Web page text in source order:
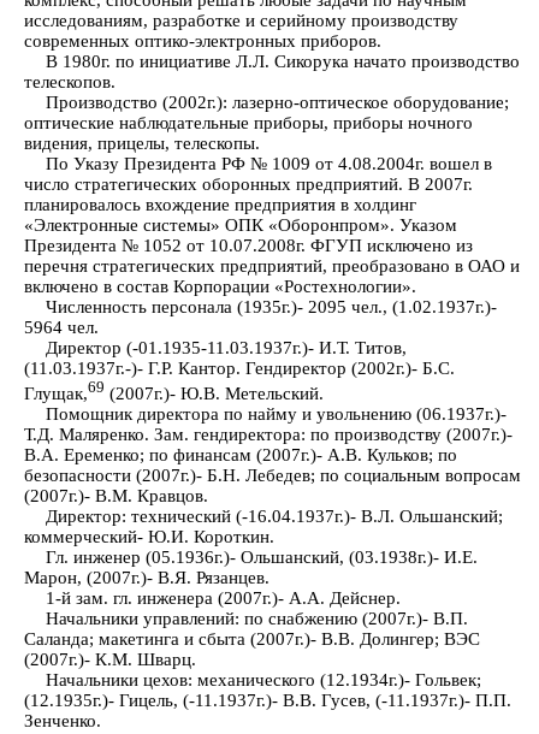
исследованиям, разработке и серийному производству
современных оптико-электронных приборов.
В 1980г. по инициативе Л.Л. Сикорука начато производство
телескопов.
Производство (2002г.): лазерно-оптическое оборудование;
оптические наблюдательные приборы, приборы ночного
видения, прицелы, телескопы.
По Указу Президента РФ № 1009 от 4.08.2004г. вошел в
число стратегических оборонных предприятий. В 2007г.
планировалось вхождение предприятия в холдинг
«Электронные системы» ОПК «Оборонпром». Указом
Президента № 1052 от 10.07.2008г. ФГУП исключено из
перечня стратегических предприятий, преобразовано в ОАО и
включено в состав Корпорации «Ростехнологии».
Численность персонала (1935г.)- 2095 чел., (1.02.1937г.)-
5964 чел.
Директор (-01.1935-11.03.1937г.)- И.Т. Титов,
(11.03.1937г.-)- Г.Р. Кантор. Гендиректор (2002г.)- Б.С.
Глущак,69 (2007г.)- Ю.В. Метельский.
Помощник директора по найму и увольнению (06.1937г.)-
Т.Д. Маляренко. Зам. гендиректора: по производству (2007г.)-
В.А. Еременко; по финансам (2007г.)- А.В. Кульков; по
безопасности (2007г.)- Б.Н. Лебедев; по социальным вопросам
(2007г.)- В.М. Кравцов.
Директор: технический (-16.04.1937г.)- В.Л. Ольшанский;
коммерческий- Ю.И. Короткин.
Гл. инженер (05.1936г.)- Ольшанский, (03.1938г.)- И.Е.
Марон, (2007г.)- В.Я. Рязанцев.
1-й зам. гл. инженера (2007г.)- А.А. Дейснер.
Начальники управлений: по снабжению (2007г.)- В.П.
Саланда; макетинга и сбыта (2007г.)- В.В. Долингер; ВЭС
(2007г.)- К.М. Шварц.
Начальники цехов: механического (12.1934г.)- Гольвек;
(12.1935г.)- Гицель, (-11.1937г.)- В.В. Гусев, (-11.1937г.)- П.П.
Зенченко.